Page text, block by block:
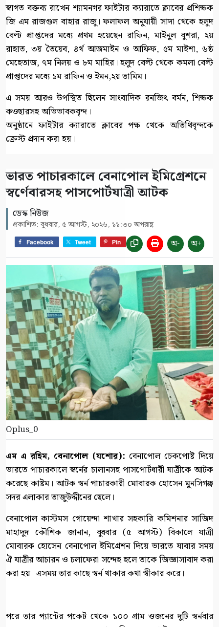
স্বাগত বক্তব্য রাখেন শ্যামনগর ফাইটার ক্যারাতে ক্লাবের প্রশিক্ষক
জি এম রাজগুল বাহার রাজু। ফলাফল অনুযায়ী সাদা থেকে হলুদ
বেল্ট প্রাপ্তদের মধ্যে প্রথম হয়েছেন রাফিন, মাইনুল বুশরা, ২য়
রাহাত, ৩য় তৈয়েব, ৪র্থ আজমাইন ও আফিফ, ৫ম মাইশা, ৬ষ্ঠ
মেহেতাজ, ৭ম নিলয় ও ৮ম মাহির। হলুদ বেল্ট থেকে কমলা বেল্ট
প্রাপ্তদের মধ্যে ১ম রাফিন ও ইমন,২য় তামিম।
এ সময় আরও উপস্থিত ছিলেন সাংবাদিক রনজিৎ বর্মন, শিক্ষক
কওছারসহ অভিভাবকবৃন্দ।
অনুষ্ঠানে ফাইটার ক্যারাতে ক্লাবের পক্ষ থেকে অতিথিবৃন্দকে
ক্রেস্ট প্রদান করা হয়।
ভারত পাচারকালে বেনাপোল ইমিগ্রেশনে
স্বর্ণেবারসহ পাসপোর্টযাত্রী আটক
ডেস্ক নিউজ
প্রকাশিত: বুধবার, ৫ আগস্ট, ২০২৬, ১১:৩০ অপরাহ্ণ
Facebook Tweet Pin অ- অ+
Oplus_0
এম এ রহিম, বেনাপোল (যশোর): বেনাপোল চেকপোষ্ট দিয়ে
ভারতে পাচারকালে স্বর্নের চালানসহ পাসপোর্টধারী যাত্রীকে আটক
করেছে কাষ্টম। আটক স্বর্ন পাচারকারী মোবারক হোসেন মুনসিগঞ্জ
সদর এলাকার তাজুউদ্দীনের ছেলে।
বেনাপোল কাস্টমস গোয়েন্দা শাখার সহকারি কমিশনার সাজিদ
মাহাদুদ কৌশিক জানান, বুধবার (৫ আগস্ট) বিকালে যাত্রী
মোবারক হোসেন বেনাপোল ইমিগ্রেশন দিয়ে ভারতে যাবার সময়
ঐ যাত্রীর আচারন ও চলাফেরা সন্দেহ হলে তাকে জিজ্ঞাসাবাদ করা
করা হয়। এসময় তার কাছে স্বর্ন থাকার কথা স্বীকার করে।
পরে তার প্যান্টের পকেট থেকে ১০০ গ্রাম ওজনের দুটি স্বর্নবার